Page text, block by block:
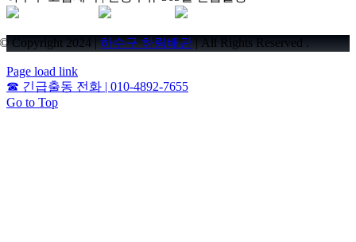
© Copyright 2024 |하수구 하림배관 | All Rights Reserved .
Page load link
☎ 긴급출동 전화 | 010-4892-7655
Go to Top